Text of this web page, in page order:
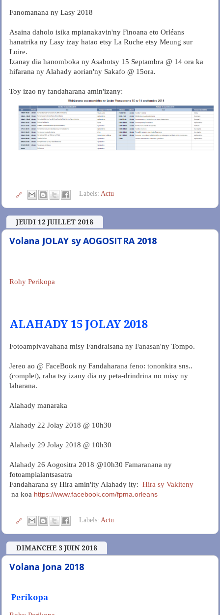
Fanomanana ny Lasy 2018
Asaina daholo isika mpianakavin'ny Finoana eto Orléans
hanatrika ny Lasy izay hatao etsy La Ruche etsy Meung sur
Loire.
Izanay dia hanomboka ny Asabotsy 15 Septambra @ 14 ora ka
hifarana ny Alahady aorian'ny Sakafo @ 15ora.
Toy izao ny fandaharana amin'izany:
🔗 Labels: Actu
JEUDI 12 JUILLET 2018
Volana JOLAY sy AOGOSITRA 2018
Rohy Perikopa
ALAHADY 15 JOLAY 2018
Fotoampivavahana misy Fandraisana ny Fanasan'ny Tompo.
Jereo ao @ FaceBook ny Fandaharana feno: tononkira sns..
(complet), raha tsy izany dia ny peta-drindrina no misy ny
laharana.
Alahady manaraka
Alahady 22 Jolay 2018 @ 10h30
Alahady 29 Jolay 2018 @ 10h30
Alahady 26 Aogositra 2018 @10h30 Famaranana ny
fotoampialantsasatra
Fandaharana sy Hira amin'ity Alahady ity: Hira sy Vakiteny
na koa https://www.facebook.com/fpma.orleans
🔗 Labels: Actu
DIMANCHE 3 JUIN 2018
Volana Jona 2018
Perikopa